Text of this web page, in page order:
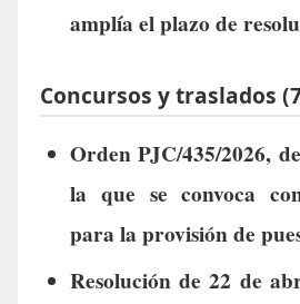
amplía el plazo de
Concursos y traslados
Orden PJC/435/2026,
la que se convoca
para la provisión de
Resolución de 22 de